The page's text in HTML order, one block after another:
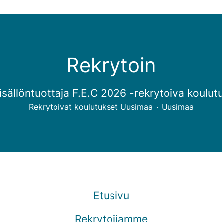
Rekrytoin
F.E.C 2026 -rekrytoiva
Rekrytoivat koulutukset Uusimaa · Uusimaa
Etusivu
Rekrytoijamme